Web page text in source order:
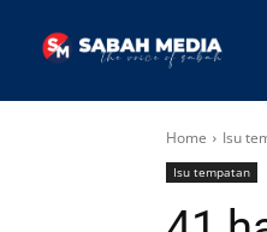
Home Isu
Isu tempatan